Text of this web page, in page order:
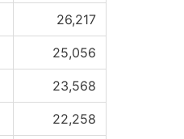
26,217
25,056
23,568
22,258